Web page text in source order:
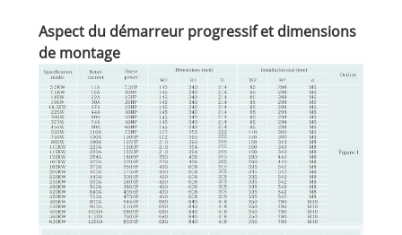
Aspect du démarreur progressif et dimensions
de montage